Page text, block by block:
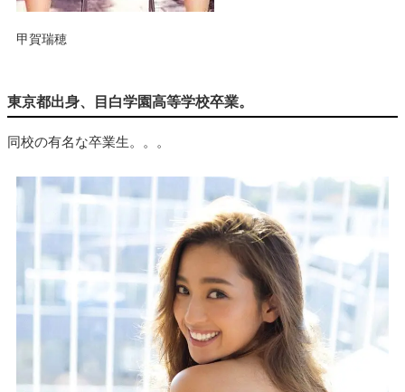
甲賀瑞穂
東京都出身、目白学園高等学校卒業。
同校の有名な卒業生。。。